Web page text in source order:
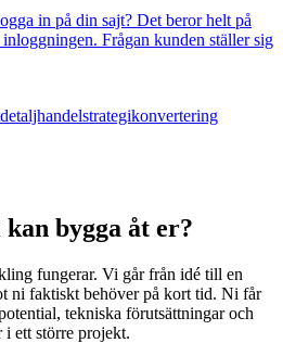
in på din sajt? Det beror helt på
Frågan kunden ställer sig
detaljhandelstrategikonvertering
bygga åt er?
fungerar. Vi går från idé till en
ni faktiskt behöver på kort tid. Ni får
tekniska förutsättningar och
i ett större projekt.